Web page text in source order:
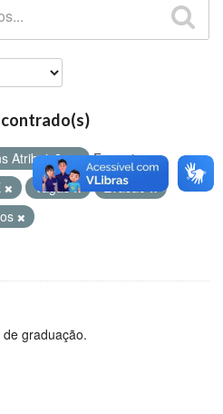
Atribuição
Formatos:
Vagas
Evasão
graduação.